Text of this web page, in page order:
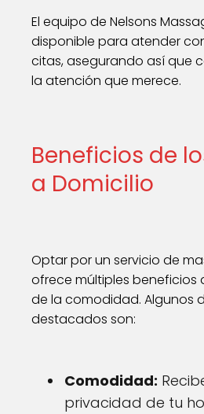
El equipo de Nelsons
disponible para atender
citas, asegurando así que
la atención que merece.
Beneficios de
a Domicilio
Optar por un servicio de
ofrece múltiples beneficios
de la comodidad. Algunos
destacados son:
Comodidad:
privacidad de tu